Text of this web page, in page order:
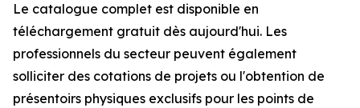
Le catalogue complet est disponible en
téléchargement gratuit dès aujourd'hui. Les
professionnels du secteur peuvent également
solliciter des cotations de projets ou l'obtention de
présentoirs physiques exclusifs pour les points de